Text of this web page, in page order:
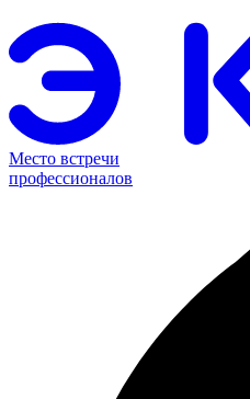
Место встречи
профессионалов